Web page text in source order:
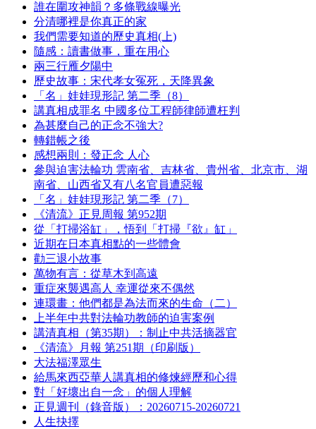
誰在圍攻神韻？多條戰線曝光
分清哪裡是你真正的家
我們需要知道的歷史真相(上)
隨感：讀書做事，重在用心
兩三行雁夕陽中
歷史故事：宋代孝女冤死，天降異象
「名」娃娃現形記 第二季（8）
講真相成罪名 中國多位工程師律師遭枉判
為甚麼自己的正念不強大?
轉錯帳之後
感想兩則：發正念 人心
參與迫害法輪功 雲南省、吉林省、貴州省、北京市、湖
南省、山西省又有八名官員遭惡報
「名」娃娃現形記 第二季（7）
《清流》正見周報 第952期
從「打掃浴缸」，悟到「打掃『欲』缸」
近期在日本真相點的一些體會
勸三退小故事
萬物有言：從草木到高遠
重症來襲遇高人 幸運從來不偶然
連環畫：他們都是為法而來的生命（二）
上半年中共對法輪功教師的迫害案例
講清真相（第35期）：制止中共活摘器官
《清流》月報 第251期（印刷版）
大法福澤眾生
給馬來西亞華人講真相的修煉經歷和心得
對「好壞出自一念」的個人理解
正見週刊（錄音版）：20260715-20260721
人生抉擇